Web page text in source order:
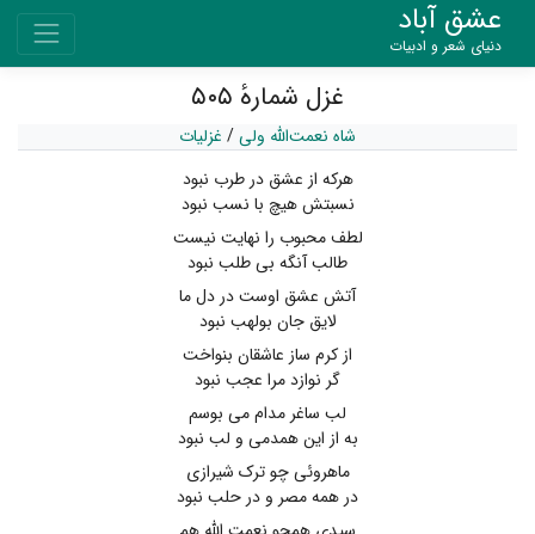
عشق آباد
دنیای شعر و ادبیات
غزل شمارهٔ ۵۰۵
شاه نعمت‌الله ولی/ غزلیات
هرکه از عشق در طرب نبود
نسبتش هیچ با نسب نبود
لطف محبوب را نهایت نیست
طالب آنگه بی طلب نبود
آتش عشق اوست در دل ما
لایق جان بولهب نبود
از کرم ساز عاشقان بنواخت
گر نوازد مرا عجب نبود
لب ساغر مدام می بوسم
به از این همدمی و لب نبود
ماهروئی چو ترک شیرازی
در همه مصر و در حلب نبود